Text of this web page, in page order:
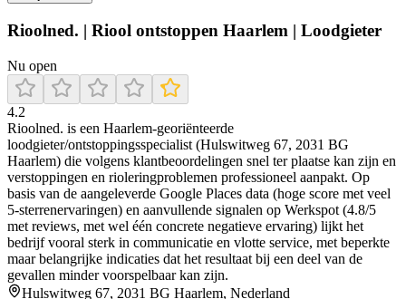
Rioolned. | Riool ontstoppen Haarlem | Loodgieter
Nu open
4.2
Rioolned. is een Haarlem-georiënteerde
loodgieter/ontstoppingsspecialist (Hulswitweg 67, 2031 BG
Haarlem) die volgens klantbeoordelingen snel ter plaatse kan zijn en
verstoppingen en rioleringproblemen professioneel aanpakt. Op
basis van de aangeleverde Google Places data (hoge score met veel
5-sterrenervaringen) en aanvullende signalen op Werkspot (4.8/5
met reviews, met wel één concrete negatieve ervaring) lijkt het
bedrijf vooral sterk in communicatie en vlotte service, met beperkte
maar belangrijke indicaties dat het resultaat bij een deel van de
gevallen minder voorspelbaar kan zijn.
Hulswitweg 67, 2031 BG Haarlem, Nederland